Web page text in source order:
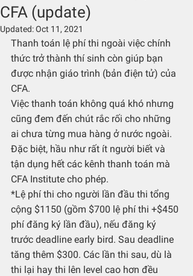
CFA (update)
Updated:Oct 11, 2021
Thanh toán lệ phí thi ngoài việc chính
thức trở thành thí sinh còn giúp bạn
được nhận giáo trình (bản điện tử) của
CFA.
Việc thanh toán không quá khó nhưng
cũng đem đến chút rắc rối cho những
ai chưa từng mua hàng ở nước ngoài.
Đặc biệt, hầu như rất ít người biết và
tận dụng hết các kênh thanh toán mà
CFA Institute cho phép.
*Lệ phí thi cho người lần đầu thi tổng
cộng $1150 (gồm $700 lệ phí thi +$450
phí đăng ký lần đầu), nếu đăng ký
trước deadline early bird. Sau deadline
tăng thêm $300. Các lần thi sau, dù là
thi lại hay thi lên level cao hơn đều